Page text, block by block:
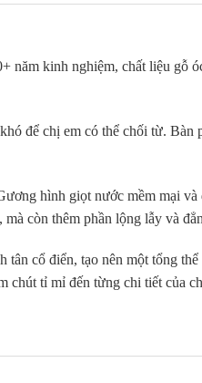
năm kinh nghiệm, chất liệu gỗ
để chị em có thể chối từ. Bàn
hình giọt nước mềm mại
còn thêm phần lộng lẫy và
cổ điển, tạo nên một tổng
chút tỉ mỉ đến từng chi tiết của